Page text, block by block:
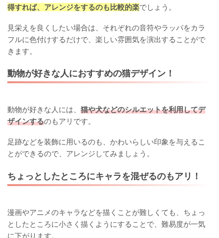
得すれば、アレンジをするのも比較的楽でしょう。
見栄えを良くしたい場合は、それぞれの音符やラッパをカラ
フルに色付けするだけで、楽しい雰囲気を演出することがで
きます。
動物が好きな人におすすめの猫デザイン！
動物が好きな人には、 猫や犬などのシルエットを利用してデ
ザインするのもアリです。
足跡などを装飾に用いるのも、かわいらしい印象を与えるこ
とができるので、アレンジしてみましょう。
ちょっとしたところにキャラを混ぜるのもアリ！
漫画やアニメのキャラなどを描くことが難しくても、ちょっ
としたところに小さく描くようにすることで、難易度が一気
に下がります。